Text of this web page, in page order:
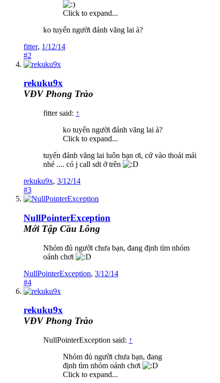
Click to expand...
ko tuyển người đánh vãng lai à?
fitter, 1/12/14
#2
rekuku9x
VĐV Phong Trào
fitter said: ↑
ko tuyển người đánh vãng lai à?
Click to expand...
tuyển đánh vãng lai luôn bạn ơi, cứ vào thoải mái
nhé .... có j call sdt ở trên
rekuku9x, 3/12/14
#3
NullPointerException
Mới Tập Cầu Lông
Nhóm đủ người chưa bạn, đang định tìm nhóm
oánh chơi
NullPointerException, 3/12/14
#4
rekuku9x
VĐV Phong Trào
NullPointerException said: ↑
Nhóm đủ người chưa bạn, đang
định tìm nhóm oánh chơi
Click to expand...